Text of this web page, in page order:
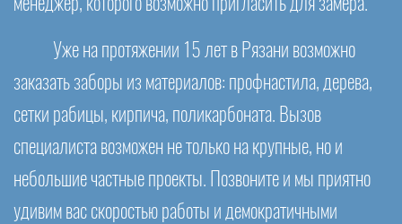
менеджер, которого возможно пригласить для замера.
Уже на протяжении 15 лет в Рязани возможно
заказать заборы из материалов: профнастила, дерева,
сетки рабицы, кирпича, поликарбоната. Вызов
специалиста возможен не только на крупные, но и
небольшие частные проекты. Позвоните и мы приятно
удивим вас скоростью работы и демократичными